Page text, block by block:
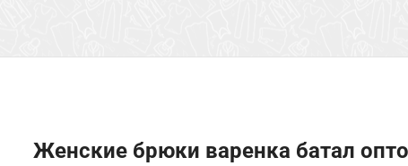
Женские брюки варенка батал